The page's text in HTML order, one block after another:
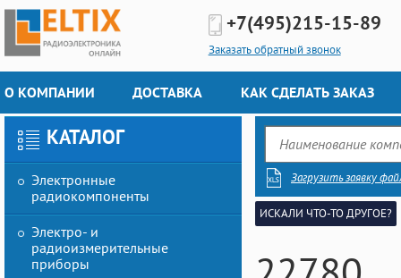
+7(495)215-15-89
Заказать обратный звонок
О КОМПАНИИ ДОСТАВКА КАК СДЕЛАТЬ ЗАКАЗ
КАТАЛОГ
Электронные
радиокомпоненты
Электро- и
радиоизмерительные
приборы
Загрузить заявку
ИСКАЛИ ЧТО-ТО ДРУГОЕ?